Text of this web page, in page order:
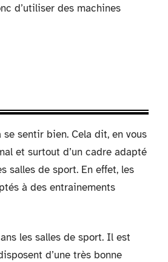
d’utiliser des machines
sentir bien. Cela dit, en vous
et surtout d’un cadre adapté
salles de sport. En effet, les
à des entrainements
les salles de sport. Il est
d’une très bonne